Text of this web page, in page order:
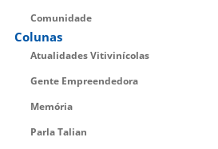
Comunidade
Colunas
Atualidades Vitivinícolas
Gente Empreendedora
Memória
Parla Talian